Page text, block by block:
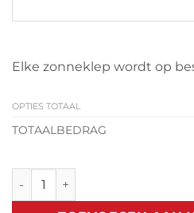
Elke zonneklep wordt op
OPTIES TOTAAL
TOTAALBEDRAG
Zonneklep Mercedes Citan